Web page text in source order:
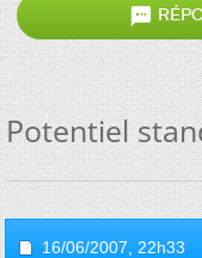

Potentiel
16/06/2007, 22h33